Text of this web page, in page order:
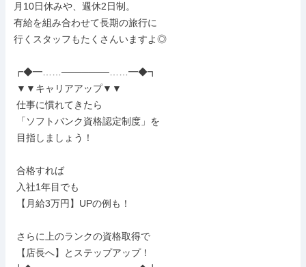
月10日休みや、週休2日制。
有給を組み合わせて長期の旅行に
行くスタッフもたくさんいますよ◎
┏◆━……───────……━◆┓